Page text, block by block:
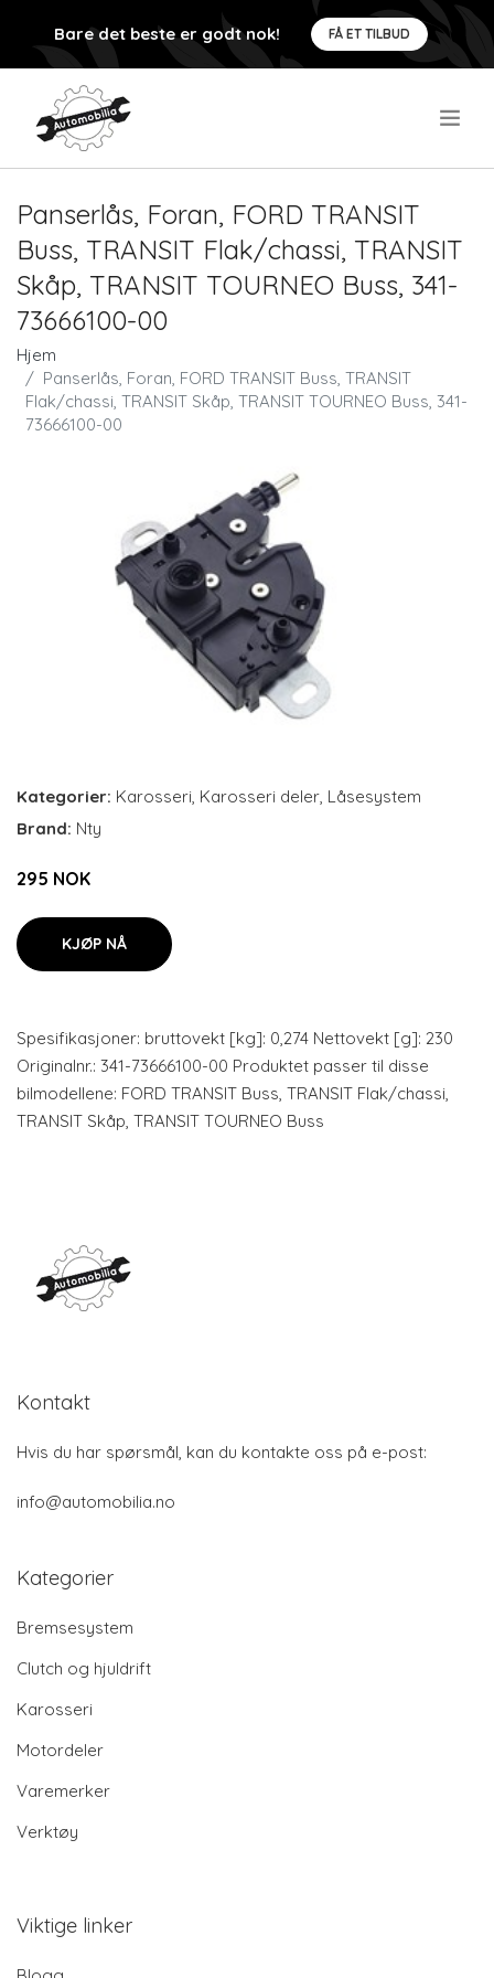
Bare det beste er godt nok! FÅ ET TILBUD
Panserlås, Foran, FORD TRANSIT
Buss, TRANSIT Flak/chassi, TRANSIT
Skåp, TRANSIT TOURNEO Buss, 341-
73666100-00
Hjem
Panserlås, Foran, FORD TRANSIT Buss, TRANSIT
Flak/chassi, TRANSIT Skåp, TRANSIT TOURNEO Buss, 341-
73666100-00
Kategorier: Karosseri Karosseri deler Låsesystem
Brand: Nty
295 NOK
KJØP NÅ
Spesifikasjoner: bruttovekt [kg]: 0,274 Nettovekt [g]: 230
Originalnr.: 341-73666100-00 Produktet passer til disse
bilmodellene: FORD TRANSIT Buss, TRANSIT Flak/chassi,
TRANSIT Skåp, TRANSIT TOURNEO Buss
Kontakt
Hvis du har spørsmål, kan du kontakte oss på e-post:
info@automobilia.no
Kategorier
Bremsesystem
Clutch og hjuldrift
Karosseri
Motordeler
Varemerker
Verktøy
Viktige linker